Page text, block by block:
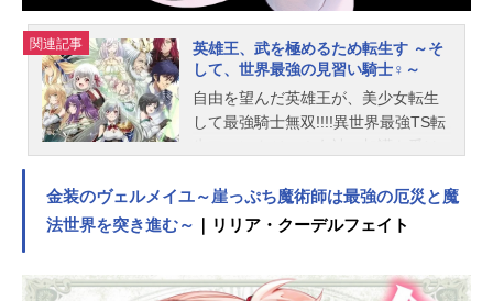
関連記事
英雄王、武を極めるため転生す ～そ
して、世界最強の見習い騎士♀～
自由を望んだ英雄王が、美少女転生
して最強騎士無双!!!!異世界最強TS転
ち立てた英雄王・イングリス。やが
て年老いて天に召される直前、「国
では、自分のために生き、限界まで
金装のヴェルメイユ～崖っぷち魔術師は最強の厄災と魔
法世界を突き進む～
｜リリア・クーデルフェイト